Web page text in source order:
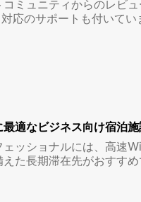
ミュニティからのレビ
応のサポートも付いてい
適⁠なビ⁠ジ⁠ネ⁠ス⁠向⁠け宿⁠泊⁠
ッショナルには、高速
た長期滞在先がおすすめ